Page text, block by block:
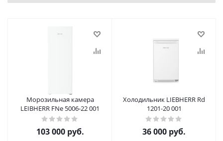
Морозильная камера
LEIBHERR FNe 5006-22 001
103 000руб.
Холодильник LIEBHERR Rd
1201-20 001
36 000 руб.